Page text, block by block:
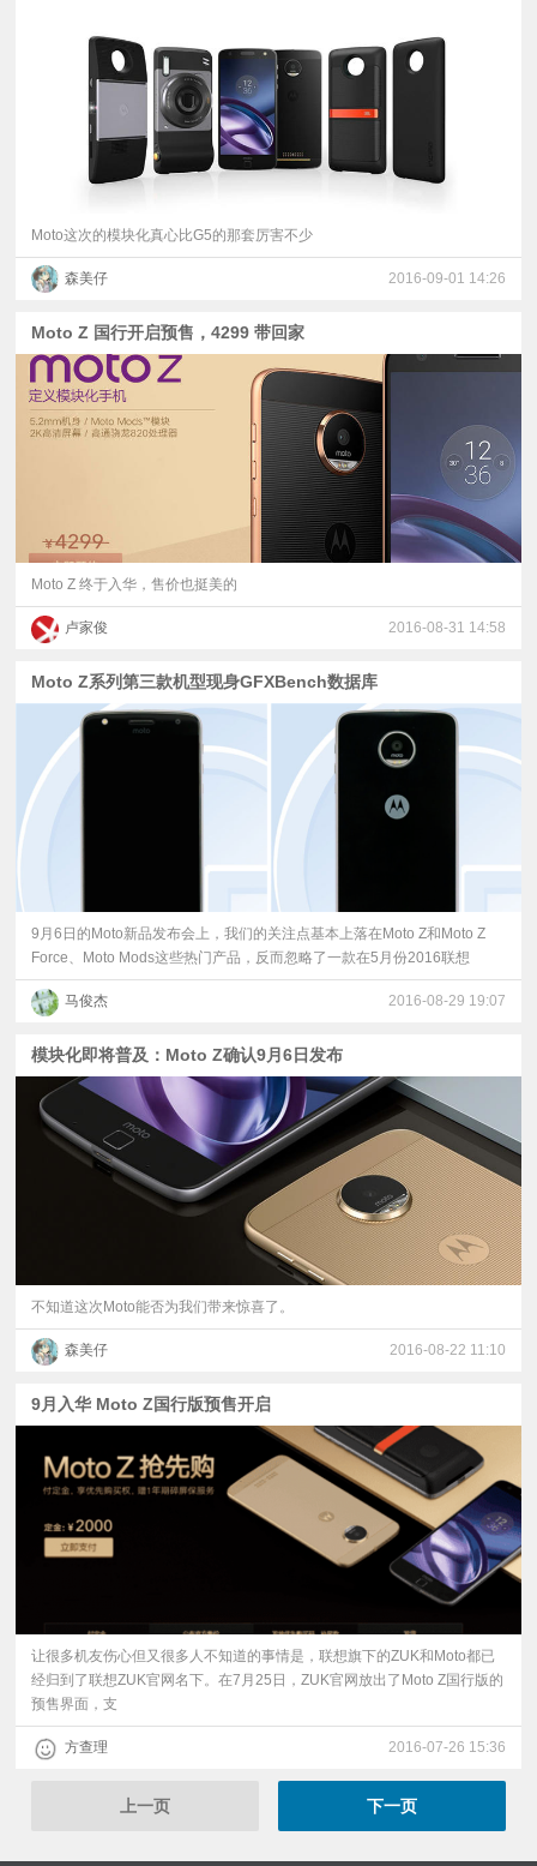
Moto这次的模块化真心比G5的那套厉害不少
森美仔 2016-09-01 14:26
Moto Z 国行开启预售，4299 带回家
Moto Z 终于入华，售价也挺美的
卢家俊 2016-08-31 14:58
Moto Z系列第三款机型现身GFXBench数据库
9月6日的Moto新品发布会上，我们的关注点基本上落在Moto Z和Moto Z
Force、Moto Mods这些热门产品，反而忽略了一款在5月份2016联想
马俊杰 2016-08-29 19:07
模块化即将普及：Moto Z确认9月6日发布
不知道这次Moto能否为我们带来惊喜了。
森美仔 2016-08-22 11:10
9月入华 Moto Z国行版预售开启
让很多机友伤心但又很多人不知道的事情是，联想旗下的ZUK和Moto都已
经归到了联想ZUK官网名下。在7月25日，ZUK官网放出了Moto Z国行版的
预售界面，支
方查理 2016-07-26 15:36
上一页 下一页